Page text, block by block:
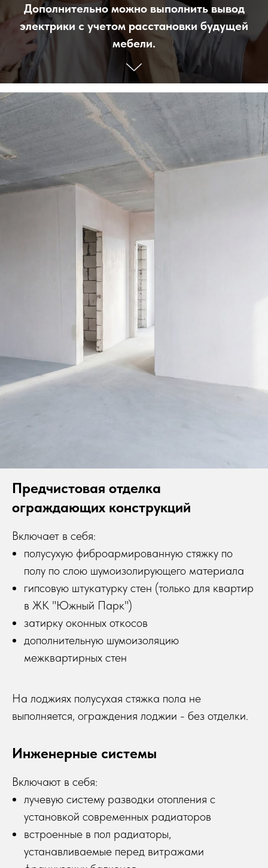
Дополнительно можно выполнить вывод
электрики с учетом расстановки будущей
мебели.
Предчистовая отделка
ограждающих конструкций
Включает в себя:
полусухую фиброармированную стяжку по
полу по слою шумоизолирующего материала
гипсовую штукатурку стен (только для квартир
в ЖК "Южный Парк")
затирку оконных откосов
дополнительную шумоизоляцию
межквартирных стен
На лоджиях полусухая стяжка пола не
выполняется, ограждения лоджии - без отделки.
Инженерные системы
Включают в себя:
лучевую систему разводки отопления с
установкой современных радиаторов
встроенные в пол радиаторы,
устанавливаемые перед витражами